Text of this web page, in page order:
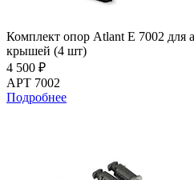
Комплект опор Atlant E 7002 для
крышей (4 шт)
4 500 ₽
АРТ 7002
Подробнее